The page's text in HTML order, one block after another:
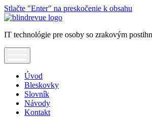
Stlačte "Enter" na preskočenie k obsahu
Blindrevue
IT technológie pre osoby so zrakovým
Úvod
Bleskovky
Slovník
Návody
Kontakt